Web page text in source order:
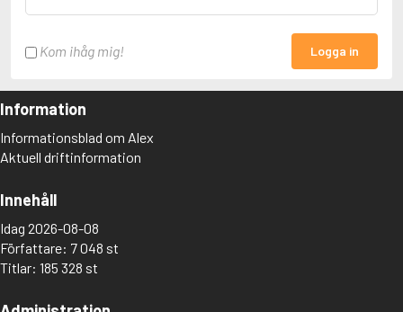
Kom ihåg mig! Logga in
Information
Informationsblad om Alex
Aktuell driftinformation
Innehåll
Idag 2026-08-08
Författare: 7 048 st
Titlar: 185 328 st